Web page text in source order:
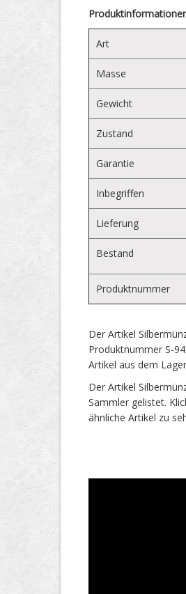
Art
Masse
Gewicht
Zustand
Garantie
Inbegriffen
Lieferung
Bestand
Produktnummer
Der Artikel
Produktnummer S-
Artikel aus dem
Der Artikel
Sammler gelistet.
ähnliche Artikel zu